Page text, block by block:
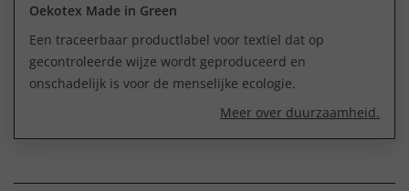
Oekotex Made in Green
Een traceerbaar productlabel voor textiel dat op
gecontroleerde wijze wordt geproduceerd en
onschadelijk is voor de menselijke ecologie.
Meer over duurzaamheid.